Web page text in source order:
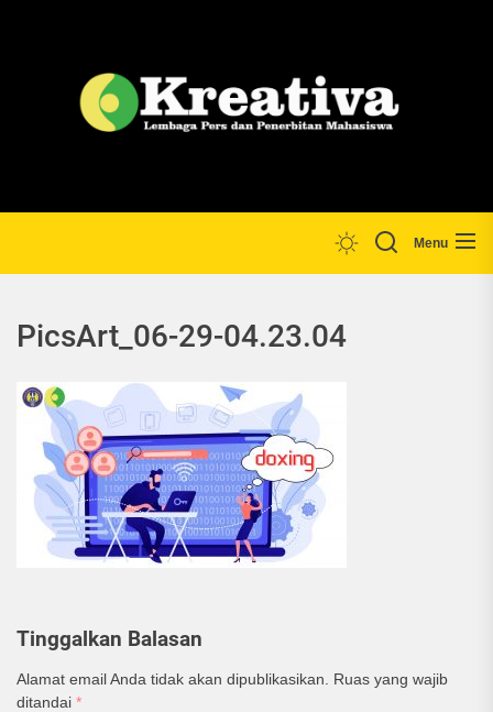
Menu
PicsArt_06-29-04.23.04
Tinggalkan Balasan
Alamat email Anda tidak akan dipublikasikan.
Ruas yang wajib
ditandai *